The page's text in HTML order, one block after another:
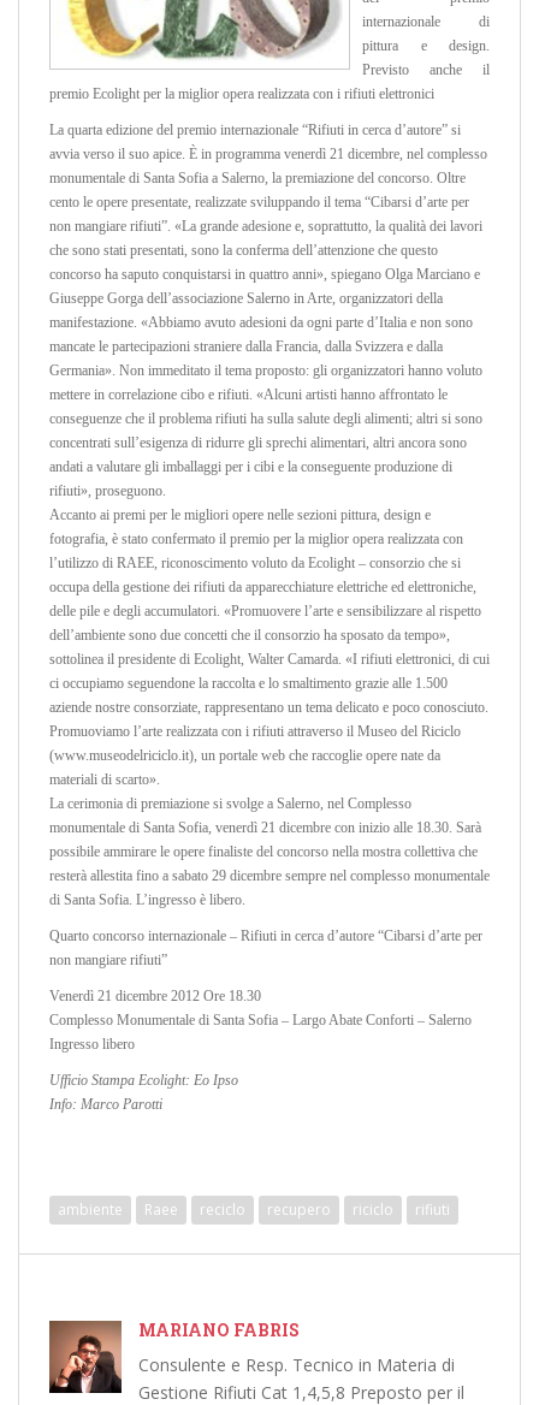
internazionale di
pittura e design.
Previsto anche il
premio Ecolight per la miglior opera realizzata con i rifiuti elettronici
La quarta edizione del premio internazionale “Rifiuti in cerca d’autore” si
avvia verso il suo apice. È in programma venerdì 21 dicembre, nel complesso
monumentale di Santa Sofia a Salerno, la premiazione del concorso. Oltre
cento le opere presentate, realizzate sviluppando il tema “Cibarsi d’arte per
non mangiare rifiuti”. «La grande adesione e, soprattutto, la qualità dei lavori
che sono stati presentati, sono la conferma dell’attenzione che questo
concorso ha saputo conquistarsi in quattro anni», spiegano Olga Marciano e
Giuseppe Gorga dell’associazione Salerno in Arte, organizzatori della
manifestazione. «Abbiamo avuto adesioni da ogni parte d’Italia e non sono
mancate le partecipazioni straniere dalla Francia, dalla Svizzera e dalla
Germania». Non immeditato il tema proposto: gli organizzatori hanno voluto
mettere in correlazione cibo e rifiuti. «Alcuni artisti hanno affrontato le
conseguenze che il problema rifiuti ha sulla salute degli alimenti; altri si sono
concentrati sull’esigenza di ridurre gli sprechi alimentari, altri ancora sono
andati a valutare gli imballaggi per i cibi e la conseguente produzione di
rifiuti», proseguono.
Accanto ai premi per le migliori opere nelle sezioni pittura, design e
fotografia, è stato confermato il premio per la miglior opera realizzata con
l’utilizzo di RAEE, riconoscimento voluto da Ecolight – consorzio che si
occupa della gestione dei rifiuti da apparecchiature elettriche ed elettroniche,
delle pile e degli accumulatori. «Promuovere l’arte e sensibilizzare al rispetto
dell’ambiente sono due concetti che il consorzio ha sposato da tempo»,
sottolinea il presidente di Ecolight, Walter Camarda. «I rifiuti elettronici, di cui
ci occupiamo seguendone la raccolta e lo smaltimento grazie alle 1.500
aziende nostre consorziate, rappresentano un tema delicato e poco conosciuto.
Promuoviamo l’arte realizzata con i rifiuti attraverso il Museo del Riciclo
(www.museodelriciclo.it), un portale web che raccoglie opere nate da
materiali di scarto».
La cerimonia di premiazione si svolge a Salerno, nel Complesso
monumentale di Santa Sofia, venerdì 21 dicembre con inizio alle 18.30. Sarà
possibile ammirare le opere finaliste del concorso nella mostra collettiva che
resterà allestita fino a sabato 29 dicembre sempre nel complesso monumentale
di Santa Sofia. L’ingresso è libero.
Quarto concorso internazionale – Rifiuti in cerca d’autore “Cibarsi d’arte per
non mangiare rifiuti”
Venerdì 21 dicembre 2012 Ore 18.30
Complesso Monumentale di Santa Sofia – Largo Abate Conforti – Salerno
Ingresso libero
Ufficio Stampa Ecolight: Eo Ipso
Info: Marco Parotti
ambiente Raee reciclo recupero riciclo rifiuti
MARIANO FABRIS
Consulente e Resp. Tecnico in Materia di
Gestione Rifiuti Cat 1,4,5,8 Preposto per il